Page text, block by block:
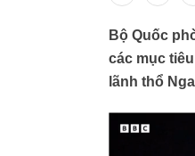
Bộ Quốc
các mục
lãnh thổ